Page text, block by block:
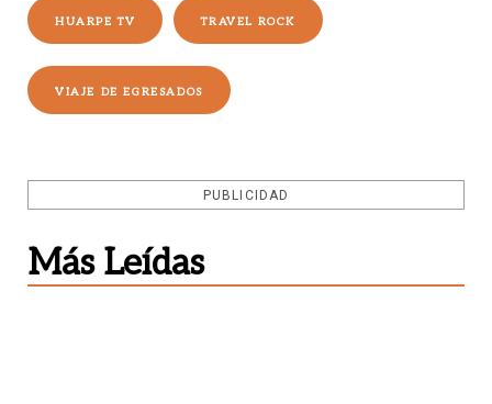
HUARPE TV TRAVEL ROCK
VIAJE DE EGRESADOS
PUBLICIDAD
Más Leídas